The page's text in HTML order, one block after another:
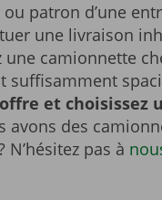
patron d’une
une livraison
camionnette
suffisamment
et choisissez
avons des
pas à